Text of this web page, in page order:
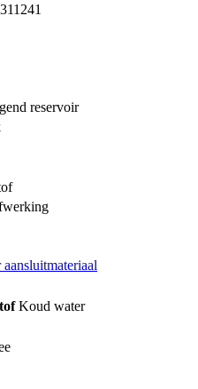
reservoir
aansluitmateriaal
Koud water